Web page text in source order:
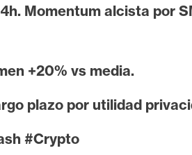
Momentum alcista por
+20% vs media.
plazo por utilidad
#Crypto